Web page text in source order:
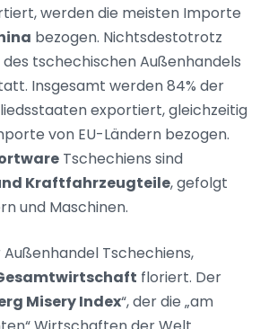
werden die meisten Importe
bezogen. Nichtsdestotrotz
tschechischen Außenhandels
Insgesamt werden 84% der
exportiert, gleichzeitig
von EU-Ländern bezogen.
Tschechiens sind
Kraftfahrzeugteile, gefolgt
und Maschinen.
Tschechiens,
floriert. Der
Misery Index“, der die „am